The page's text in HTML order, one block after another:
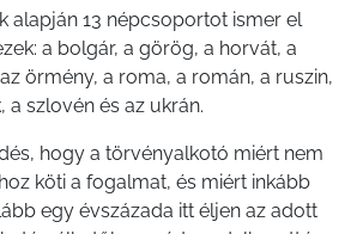
alapján 13 népcsoportot ismer el
a bolgár, a görög, a horvát, a
örmény, a roma, a román, a ruszin,
a szlovén és az ukrán.
hogy a törvényalkotó miért nem
köti a fogalmat, és miért inkább
egy évszázada itt éljen az adott